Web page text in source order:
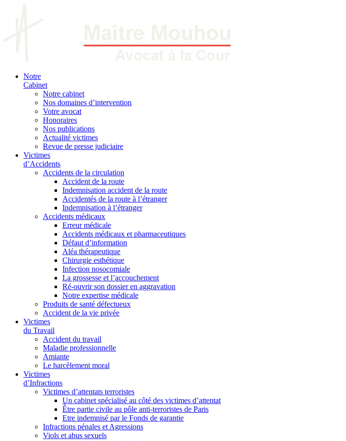
Notre
Cabinet
Notre cabinet
Nos domaines d’intervention
Votre avocat
Honoraires
Nos publications
Actualité victimes
Revue de presse judiciaire
Victimes
d’Accidents
Accidents de la circulation
Accident de la route
Indemnisation accident de la route
Accidentés de la route à l’étranger
Indemnisation à l’étranger
Accidents médicaux
Erreur médicale
Accidents médicaux et pharmaceutiques
Défaut d’information
Aléa thérapeutique
Chirurgie esthétique
Infection nosocomiale
La grossesse et l’accouchement
Ré-ouvrir son dossier en aggravation
Notre expertise médicale
Produits de santé défectueux
Accident de la vie privée
Victimes
du Travail
Accident du travail
Maladie professionnelle
Amiante
Le harcèlement moral
Victimes
d’Infractions
Victimes d’attentats terroristes
Un cabinet spécialisé au côté des victimes d’attentat
Être partie civile au pôle anti-terroristes de Paris
Etre indemnisé par le Fonds de garantie
Infractions pénales et Agressions
Viols et abus sexuels